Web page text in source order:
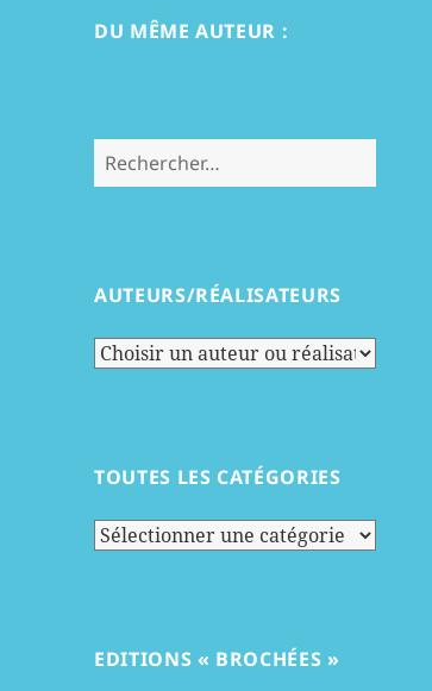
DU MÊME AUTEUR :
Rechercher :
AUTEURS/RÉALISATEURS
TOUTES LES CATÉGORIES
Toutes
EDITIONS « BROCHÉES »